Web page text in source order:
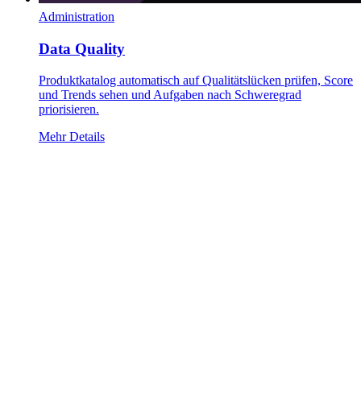
Administration
Data Quality
Produktkatalog automatisch auf Qualitätslücken prüfen, Score
und Trends sehen und Aufgaben nach Schweregrad
priorisieren.
Mehr Details